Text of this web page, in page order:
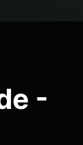
-